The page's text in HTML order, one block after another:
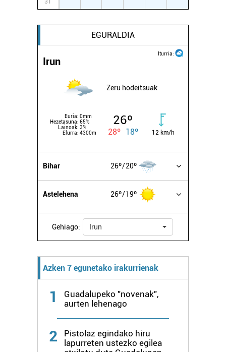
31
EGURALDIA
Iturria:
Irun
Zeru hodeitsuak
Euria: 0mm
Hezetasuna: 65%
Lainoak: 3%
Elurra: 4300m
26º
28º 18º 12 km/h
Bihar 26º 20º
Astelehena 26º 19º
Gehiago: Irun
Azken 7 egunetako irakurrienak
1
Guadalupeko "novenak",
aurten lehenago
2
Pistolaz egindako hiru
lapurreten ustezko egilea